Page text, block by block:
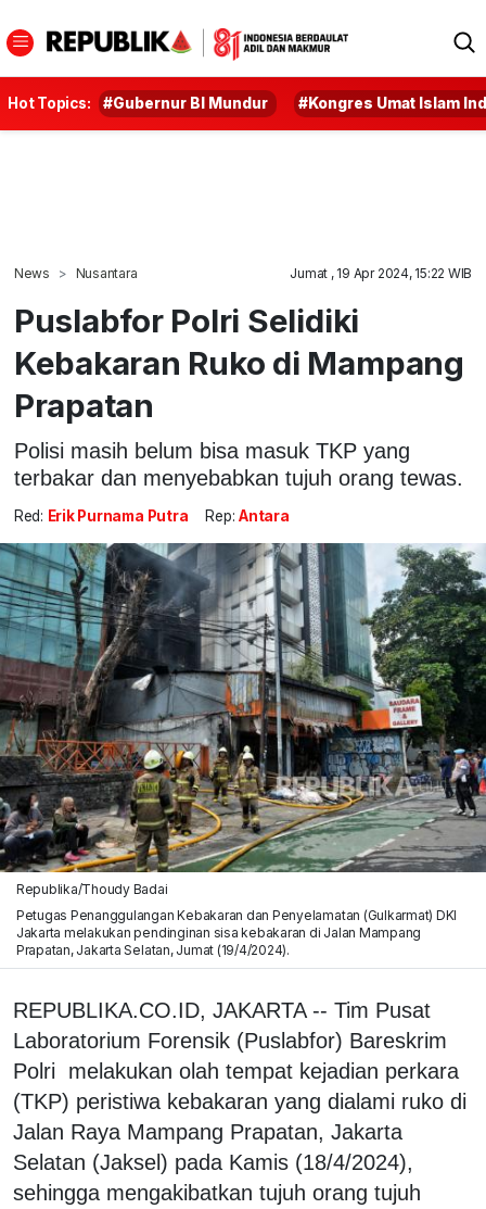
Hot Topics: #Gubernur BI Mundur #Kongres Umat Islam
News Nusantara Jumat , 19 Apr 2024, 15:22 WIB
Puslabfor Polri Selidiki
Kebakaran Ruko di Mampang
Prapatan
Polisi masih belum bisa masuk TKP yang
terbakar dan menyebabkan tujuh orang tewas.
Red: Erik Purnama Putra Rep: Antara
Republika/Thoudy Badai
Petugas Penanggulangan Kebakaran dan Penyelamatan (Gulkarmat) DKI
Jakarta melakukan pendinginan sisa kebakaran di Jalan Mampang
Prapatan, Jakarta Selatan, Jumat (19/4/2024).
REPUBLIKA.CO.ID, JAKARTA -- Tim Pusat
Laboratorium Forensik (Puslabfor) Bareskrim
Polri melakukan olah tempat kejadian perkara
(TKP) peristiwa kebakaran yang dialami ruko di
Jalan Raya Mampang Prapatan, Jakarta
Selatan (Jaksel) pada Kamis (18/4/2024),
sehingga mengakibatkan tujuh orang tujuh